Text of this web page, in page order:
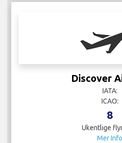
Discover
IATA:
ICAO:
8
Ukentlige
Mer Info